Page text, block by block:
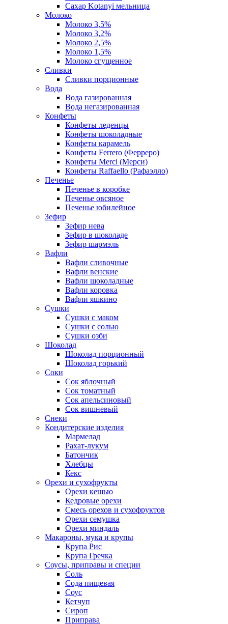
Сахар Kotanyi мельница
Молоко
Молоко 3,5%
Молоко 3,2%
Молоко 2,5%
Молоко 1,5%
Молоко сгущенное
Сливки
Сливки порционные
Вода
Вода газированная
Вода негазированная
Конфеты
Конфеты леденцы
Конфеты шоколадные
Конфеты карамель
Конфеты Ferrero (Ферреро)
Конфеты Merci (Мерси)
Конфеты Raffaello (Рафаэлло)
Печенье
Печенье в коробке
Печенье овсяное
Печенье юбилейное
Зефир
Зефир нева
Зефир в шоколаде
Зефир шармэль
Вафли
Вафли сливочные
Вафли венские
Вафли шоколадные
Вафли коровка
Вафли яшкино
Сушки
Сушки с маком
Сушки с солью
Сушки озби
Шоколад
Шоколад порционный
Шоколад горький
Соки
Сок яблочный
Сок томатный
Сок апельсиновый
Сок вишневый
Снеки
Кондитерские изделия
Мармелад
Рахат-лукум
Батончик
Хлебцы
Кекс
Орехи и сухофрукты
Орехи кешью
Кедровые орехи
Смесь орехов и сухофруктов
Орехи семушка
Орехи миндаль
Макароны, мука и крупы
Крупа Рис
Крупа Гречка
Соусы, приправы и специи
Соль
Сода пищевая
Соус
Кетчуп
Сироп
Приправа